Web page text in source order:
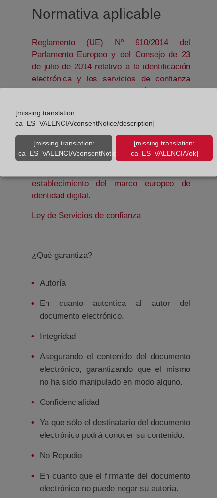
Normativa aplicable
Reglamento (UE) Nº 910/2014 del
Parlamento Europeo y del Consejo de 23
de julio de 2014 relativo a la identificación
electrónica y los servicios de confianza
para las transacciones electrónicas en el
Directiva 1999/93/CE.
Reglamento (UE) 2024/1183 del Parlamento
Europeo y del Consejo, de 11 de abril de
2024, por el que se modifica el Reglamento
establecimiento del marco europeo de
identidad digital.
Ley de Servicios de confianzaVentana nueva
¿Qué garantiza?
Autoría
En cuanto autentica al autor del
documento electrónico.
Integridad
Asegurando el contenido del documento
electrónico, garantizando que el mismo
no ha sido manipulado en modo alguno.
Confidencialidad
Ya que sólo el destinatario del documento
electrónico podrá conocer su contenido.
No Repudio
En cuanto que el firmante del documento
electrónico no puede negar su autoría.
[missing translation:
ca_ES_VALENCIA/consentNotice/description]
[missing translation:
ca_ES_VALENCIA/consentNotice/learnMore]
[missing translation:
ca_ES_VALENCIA/ok]